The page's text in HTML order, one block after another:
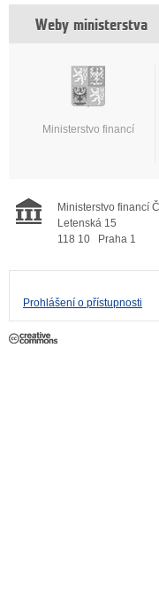
Weby ministerstva
Ministerstvo financí
Ministerstvo financí
Letenská 15
118 10
Praha 1
Prohlášení o přístupnosti